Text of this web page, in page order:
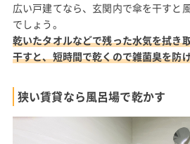
広い戸建てなら、玄関内で傘を干すと
でしょう。
乾いたタオルなどで残った水気を拭き
干すと、短時間で乾くので雑菌臭を防
狭い賃貸なら風呂場で乾かす